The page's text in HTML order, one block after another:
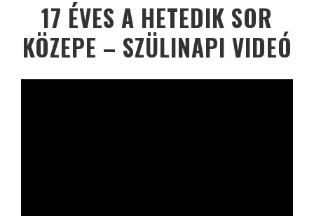
17 ÉVES A HETEDIK SOR
KÖZEPE – SZÜLINAPI VIDEÓ